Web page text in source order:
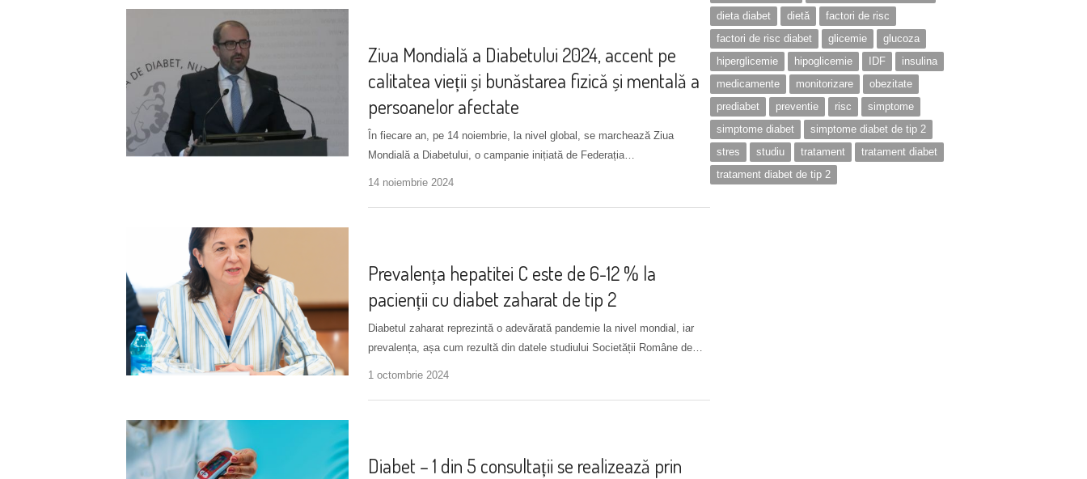
Ziua Mondială a Diabetului 2024, accent pe
calitatea vieții și bunăstarea fizică și mentală a
persoanelor afectate
În fiecare an, pe 14 noiembrie, la nivel global, se marchează Ziua
Mondială a Diabetului, o campanie inițiată de Federația…
14 noiembrie 2024
Prevalența hepatitei C este de 6-12 % la
pacienții cu diabet zaharat de tip 2
Diabetul zaharat reprezintă o adevărată pandemie la nivel mondial, iar
prevalența, așa cum rezultă din datele studiului Societății Române de…
1 octombrie 2024
Diabet – 1 din 5 consultații se realizează prin
dieta diabet
dietă
factori de risc
factori de risc diabet
glicemie
glucoza
hiperglicemie
hipoglicemie IDF
insulina
medicamente
monitorizare
obezitate
prediabet
preventie risc
simptome
simptome diabet
simptome diabet de tip 2
stres
studiu tratament
tratament diabet
tratament diabet de tip 2